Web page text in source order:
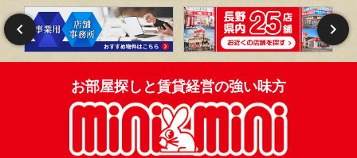
お部屋探しと賃貸経営の強い味方